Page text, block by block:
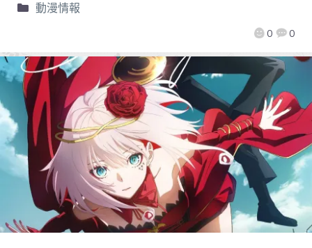
0 0
動漫情報